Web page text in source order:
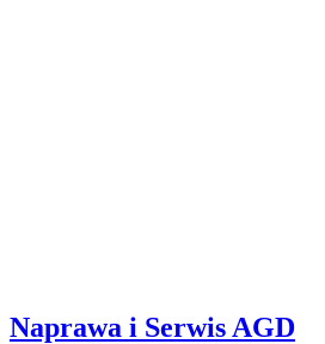
Naprawa i Serwis AGD